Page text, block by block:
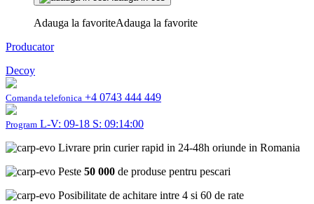
Adauga la favoriteAdauga la favorite
Producator
Decoy
Comanda telefonica +4 0743 444 449
Program L-V: 09-18 S: 09:14:00
Livrare prin curier rapid in 24-48h oriunde in Romania
Peste 50 000 de produse pentru pescari
Posibilitate de achitare intre 4 si 60 de rate